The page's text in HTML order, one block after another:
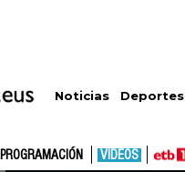
Noticias Deportes
PROGRAMACIÓN VÍDEOS